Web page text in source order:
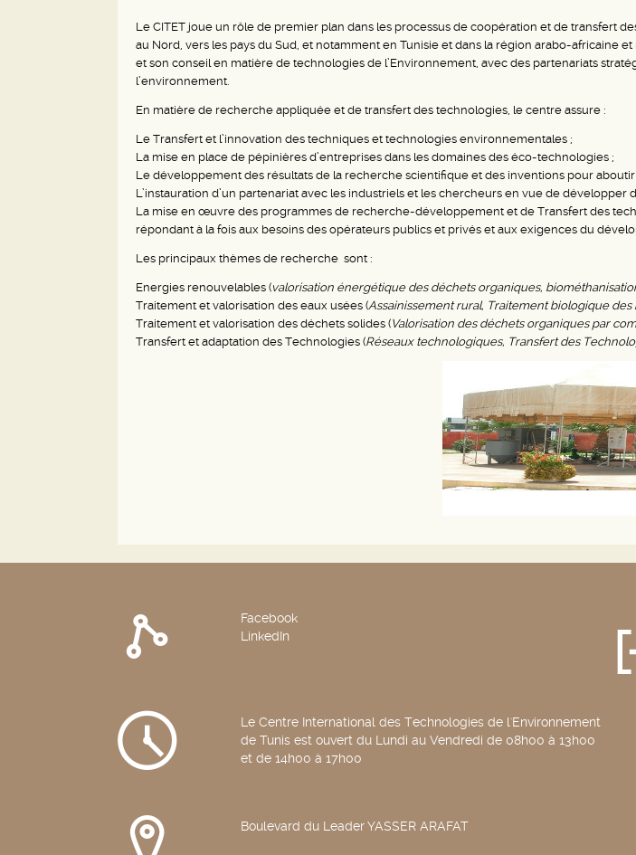
Le CITET joue un rôle de premier plan dans les processus de coopération et de transfert
au Nord, vers les pays du Sud, et notamment en Tunisie et dans la région arabo-africaine
et son conseil en matière de technologies de l’Environnement, avec des partenariats
l’environnement.
En matière de recherche appliquée et de transfert des technologies, le centre assure :
Le Transfert et l’innovation des techniques et technologies environnementales ;
La mise en place de pépinières d’entreprises dans les domaines des éco-technologies ;
Le développement des résultats de la recherche scientifique et des inventions pour
L’instauration d’un partenariat avec les industriels et les chercheurs en vue de
La mise en œuvre des programmes de recherche-développement et de Transfert des
répondant à la fois aux besoins des opérateurs publics et privés et aux exigences du
Les principaux thèmes de recherche sont :
Energies renouvelables (valorisation énergétique des déchets organiques,
Traitement et valorisation des eaux usées (Assainissement rural, Traitement biologique des
Traitement et valorisation des déchets solides (Valorisation des déchets organiques par
Transfert et adaptation des Technologies (Réseaux technologiques, Transfert des
Facebook
LinkedIn
Le Centre International des Technologies de l'Environnement
de Tunis est ouvert du Lundi au Vendredi de 08h00 à 13h00
et de 14h00 à 17h00
Boulevard du Leader YASSER ARAFAT